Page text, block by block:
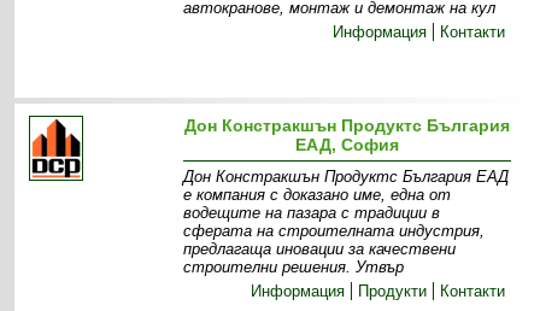
автокранове, монтаж и демонтаж на кул
Информация
Контакти
Дон Констракшън Продуктс България
ЕАД, София
Дон Констракшън Продуктс България ЕАД
е компания с доказано име, една от
водещите на пазара с традиции в
сферата на строителната индустрия,
предлагаща иновации за качествени
строителни решения. Утвър
Информация
Продукти Контакти